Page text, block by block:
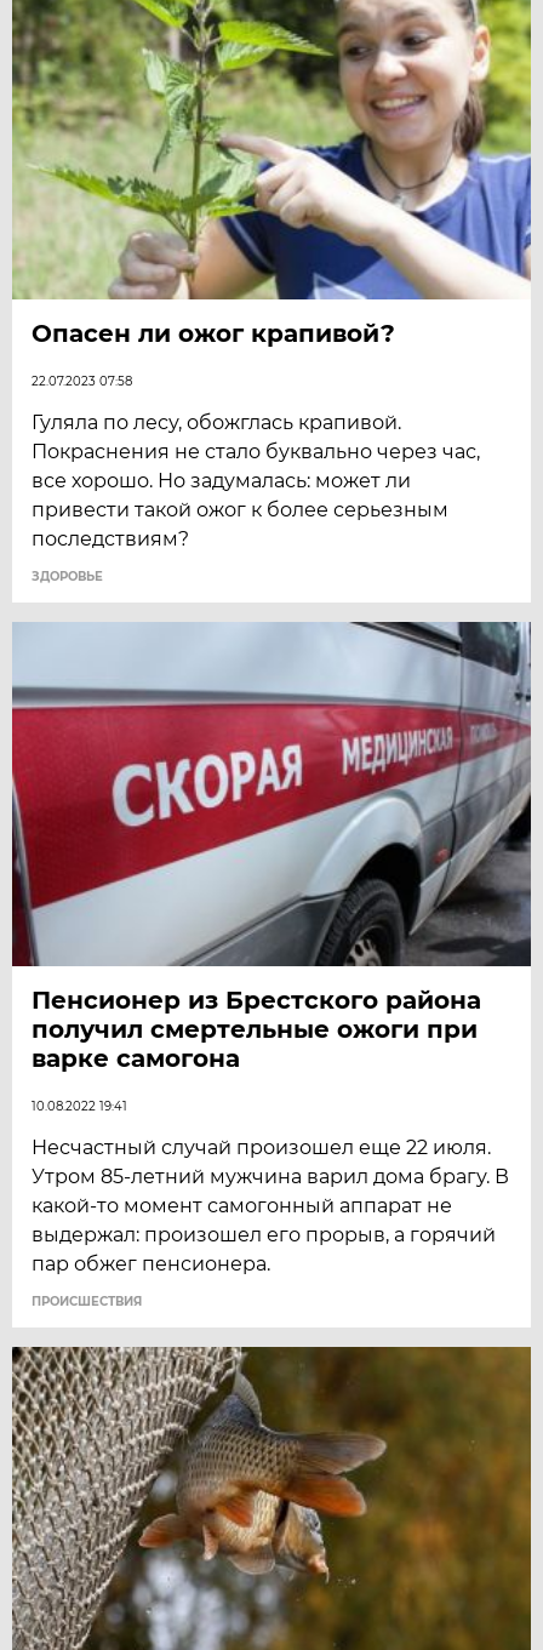
Опасен ли ожог крапивой?
22.07.2023 07:58
Гуляла по лесу, обожглась крапивой.
Покраснения не стало буквально через час,
все хорошо. Но задумалась: может ли
привести такой ожог к более серьезным
последствиям?
ЗДОРОВЬЕ
Пенсионер из Брестского района
получил смертельные ожоги при
варке самогона
10.08.2022 19:41
Несчастный случай произошел еще 22 июля.
Утром 85-летний мужчина варил дома брагу. В
какой-то момент самогонный аппарат не
выдержал: произошел его прорыв, а горячий
пар обжег пенсионера.
ПРОИСШЕСТВИЯ